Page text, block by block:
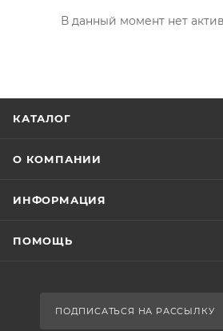
В данный момент нет
КАТАЛОГ
О КОМПАНИИ
ИНФОРМАЦИЯ
ПОМОЩЬ
ПОДПИСАТЬСЯ НА РАССЫЛКУ